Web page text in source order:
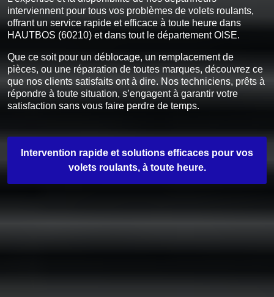
interviennent pour tous vos problèmes de volets roulants,
offrant un service rapide et efficace à toute heure dans
HAUTBOS (60210) et dans tout le département OISE.
Que ce soit pour un déblocage, un remplacement de
pièces, ou une réparation de toutes marques, découvrez ce
que nos clients satisfaits ont à dire. Nos techniciens, prêts à
répondre à toute situation, s’engagent à garantir votre
satisfaction sans vous faire perdre de temps.
Intervention rapide et solutions efficaces pour vos
volets roulants, à toute heure.